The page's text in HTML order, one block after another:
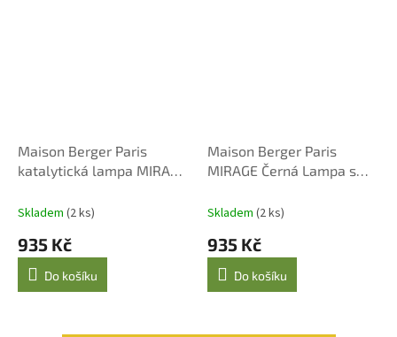
Maison Berger Paris
katalytická lampa MIRAGE
sweet home, 250 ml
Skladem (2 ks)
935 Kč
Do košíku
Maison Berger Paris
MIRAGE Černá Lampa s
Skladem (2 ks)
935 Kč
Do košíku